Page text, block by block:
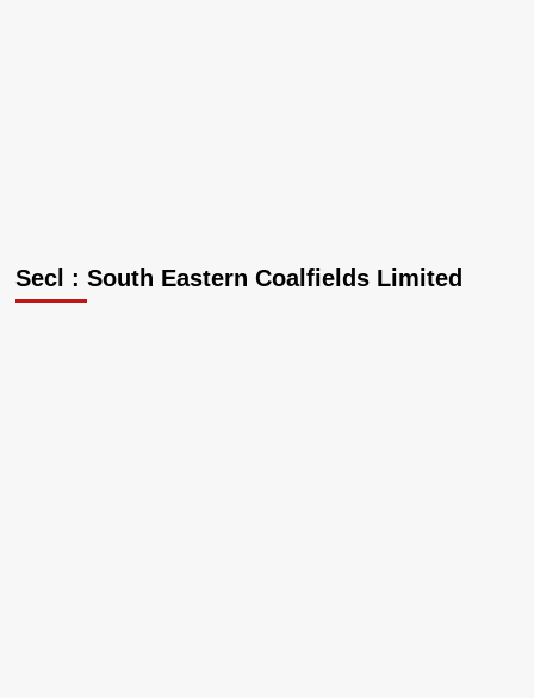
Secl : South Eastern Coalfields Limited